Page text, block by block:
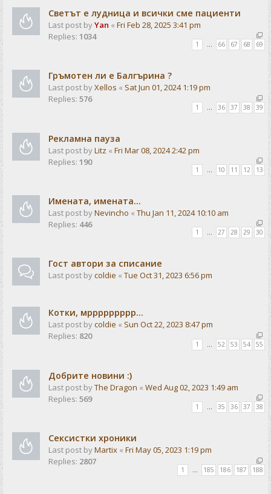
Светът е лудница и всички сме пациенти
Last post byYan « Fri Feb 28, 2025 3:41 pm
Replies: 1034
1 … 66 67 68 69
Гръмотен ли е Балгърина ?
Last post byXellos « Sat Jun 01, 2024 1:19 pm
Replies: 576
1 36 37 38 39
Рекламна пауза
Last post byLitz « Fri Mar 08, 2024 2:42 pm
Replies: 190
1 … 10 11 12 13
Имената, имената...
Last post byNevincho « Thu Jan 11, 2024 10:10 am
Replies: 446
1 … 27 28 29 30
Гост автори за списание
Last post bycoldie « Tue Oct 31, 2023 6:56 pm
Котки, мррррррррр...
Last post bycoldie « Sun Oct 22, 2023 8:47 pm
Replies: 820
1 52 53 54 55
Добрите новини :)
Last post byThe Dragon « Wed Aug 02, 2023 1:49 am
Replies: 569
1 … 35 36 37 38
Сексистки хроники
Last post byMartix « Fri May 05, 2023 1:19 pm
Replies: 2807
1 185 186 187 188